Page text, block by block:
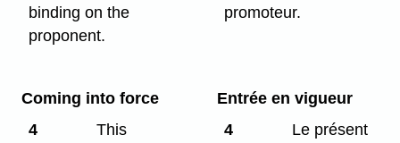
binding on the
proponent.
promoteur.
Coming into force
4
This
Entrée en vigueur
4
Le présent